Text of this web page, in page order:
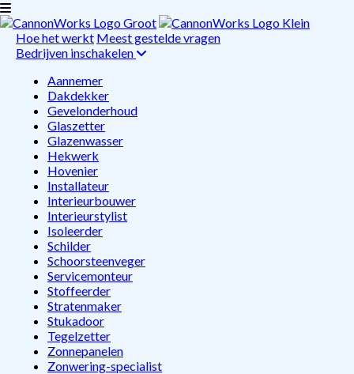
Hoe het werkt Meest gestelde vragen
Bedrijven inschakelen
Aannemer
Dakdekker
Gevelonderhoud
Glaszetter
Glazenwasser
Hekwerk
Hovenier
Installateur
Interieurbouwer
Interieurstylist
Isoleerder
Schilder
Schoorsteenveger
Servicemonteur
Stoffeerder
Stratenmaker
Stukadoor
Tegelzetter
Zonnepanelen
Zonwering-specialist